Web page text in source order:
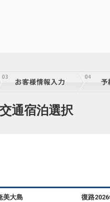
通宿泊選択
美大島 復路2026